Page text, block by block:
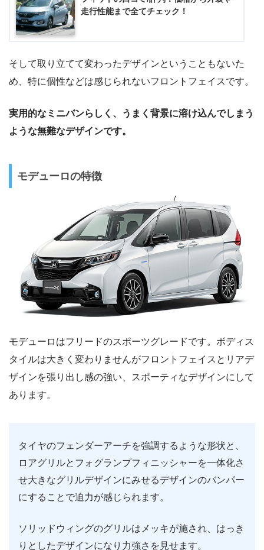
走行性能まで全てチェック！
そして取り立てて変わったデザインということもないた
め、特に個性などは感じられないフロントフェイスです。
実用的なミニバンらしく、うまく背景に溶け込んでしまう
ような無難なデザインです。
モデューロの特徴
モデューロはフリードのスポーツグレードです。ボディス
タイルは大きく変わりませんがフロントフェイスとリアデ
ザインを張り出し感の強い、スポーティなデザインにして
あります。
タイヤのフェンダーアーチを強調するような形状と、
ロアグリルとフォグランプフィニッシャーを一体化さ
せ大きなグリルデザインにみせるデザインのバンパー
にすることで迫力が感じられます。
ソリッドウィングのグリルはメッキが施され、はっき
りとしたデザインになり力強さを見せます。